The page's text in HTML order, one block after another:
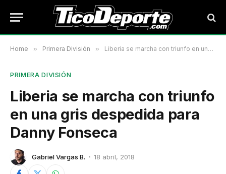
Home » Primera División » Liberia se marcha con triunfo en una gris despedida para Danny Fonseca
PRIMERA DIVISIÓN
Liberia se marcha con triunfo
en una gris despedida para
Danny Fonseca
Gabriel Vargas B. 18 abril, 2018